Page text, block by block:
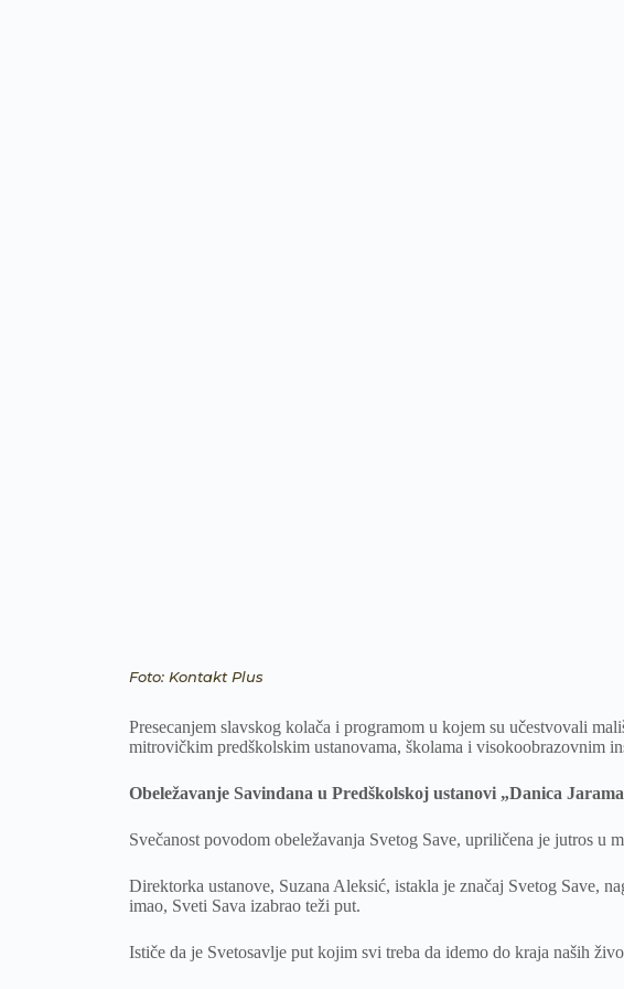
Foto: Kontakt Plus
Presecanjem slavskog kolača i programom u kojem su učestvovali
mitrovičkim predškolskim ustanovama, školama i visokoobrazovnim
Obeležavanje Savindana u Predškolskoj ustanovi „Danica
Svečanost povodom obeležavanja Svetog Save, upriličena je jutros u
Direktorka ustanove, Suzana Aleksić, istakla je značaj Svetog Save,
imao, Sveti Sava izabrao teži put.
Ističe da je Svetosavlje put kojim svi treba da idemo do kraja naših